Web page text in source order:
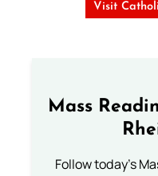
Visit
Mass
Follow today's